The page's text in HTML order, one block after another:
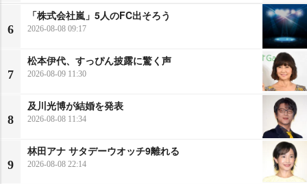
6
「株式会社嵐」5人のFC出そろう
2026-08-08 09:17
7
松本伊代、すっぴん披露に驚く声
2026-08-09 11:30
8
及川光博が結婚を発表
2026-08-08 11:34
9
林田アナ サタデーウオッチ9離れる
2026-08-08 22:14